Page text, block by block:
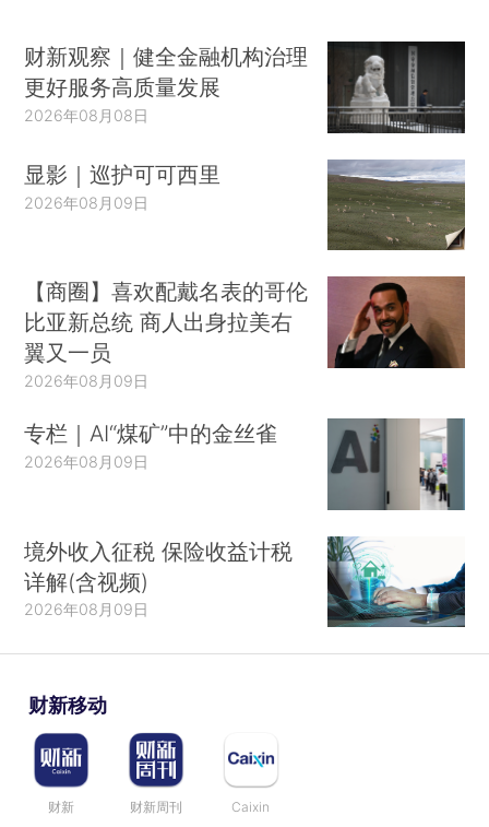
财新观察｜健全金融机构治理
更好服务高质量发展
2026年08月08日
显影｜巡护可可西里
2026年08月09日
【商圈】喜欢配戴名表的哥伦
比亚新总统 商人出身拉美右
翼又一员
2026年08月09日
专栏｜AI“煤矿”中的金丝雀
2026年08月09日
境外收入征税 保险收益计税
详解(含视频)
2026年08月09日
财新移动
财新 财新周刊 Caixin